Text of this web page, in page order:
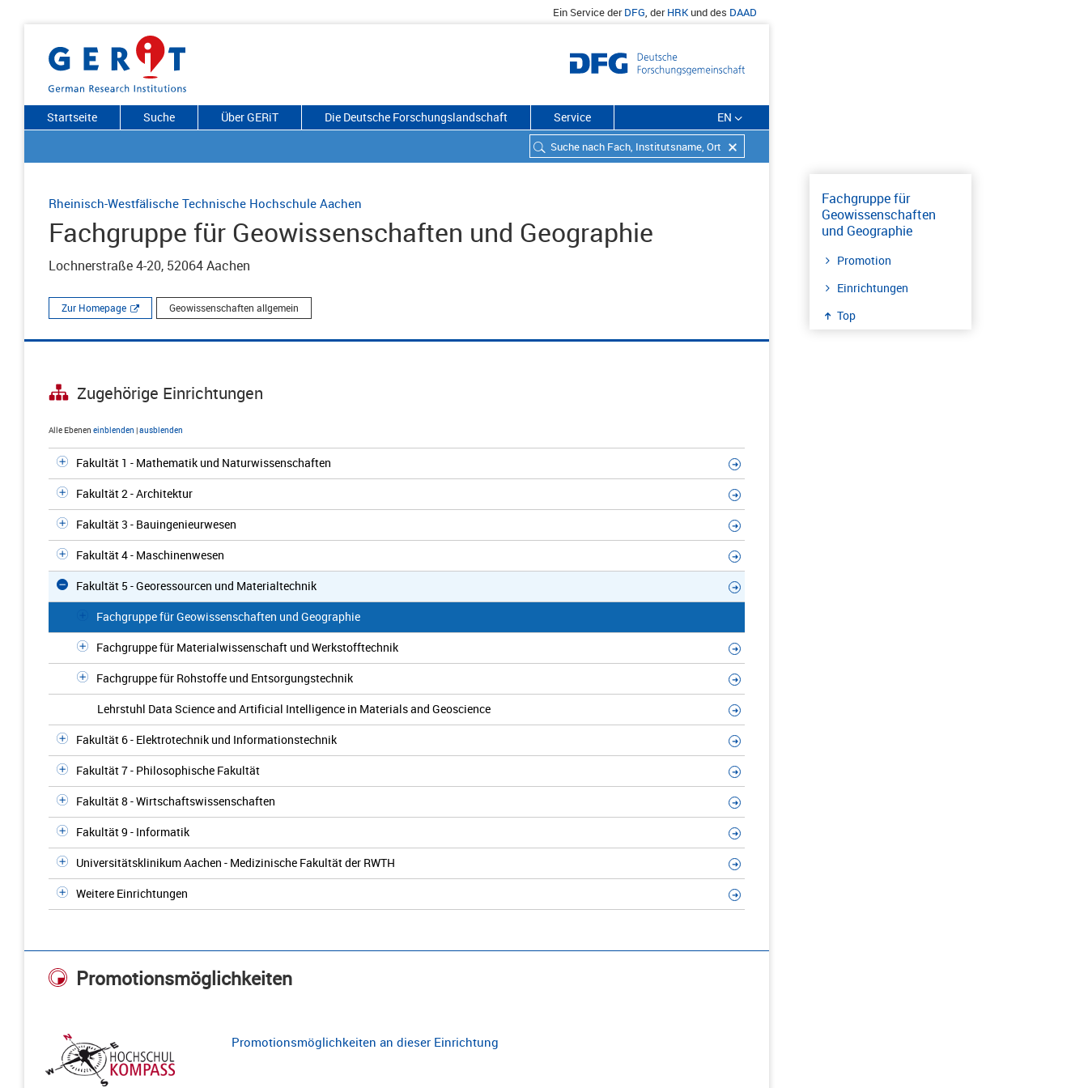
Ein Service derDFG, derHRKund des DAAD
Startseite Suche Über GERiT Die Deutsche Forschungslandschaft Service EN
Fachgruppe für
Geowissenschaften
und Geographie
Promotion
Einrichtungen
Top
Rheinisch-Westfälische Technische Hochschule Aachen
Fachgruppe für Geowissenschaften und Geographie
Lochnerstraße 4-20, 52064 Aachen
Zur Homepage Geowissenschaften allgemein
Zugehörige Einrichtungen
Alle Ebenen einblenden |ausblenden
Fakultät 1 - Mathematik und Naturwissenschaften
Fakultät 2 - Architektur
Fakultät 3 - Bauingenieurwesen
Fakultät 4 - Maschinenwesen
Fakultät 5 - Georessourcen und Materialtechnik
Fachgruppe für Geowissenschaften und Geographie
Fachgruppe für Materialwissenschaft und Werkstofftechnik
Fachgruppe für Rohstoffe und Entsorgungstechnik
Lehrstuhl Data Science and Artificial Intelligence in Materials and Geoscience
Fakultät 6 - Elektrotechnik und Informationstechnik
Fakultät 7 - Philosophische Fakultät
Fakultät 8 - Wirtschaftswissenschaften
Fakultät 9 - Informatik
Universitätsklinikum Aachen - Medizinische Fakultät der RWTH
Weitere Einrichtungen
Promotionsmöglichkeiten
Promotionsmöglichkeiten an dieser Einrichtung